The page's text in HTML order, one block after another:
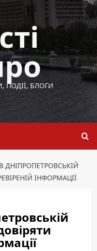
ПОДІЇ, БЛОГИ
ДНІПРОПЕТРОВСЬКІЙ
ІНФОРМАЦІЇ